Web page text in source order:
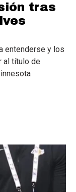
tras
entenderse y los
al título de